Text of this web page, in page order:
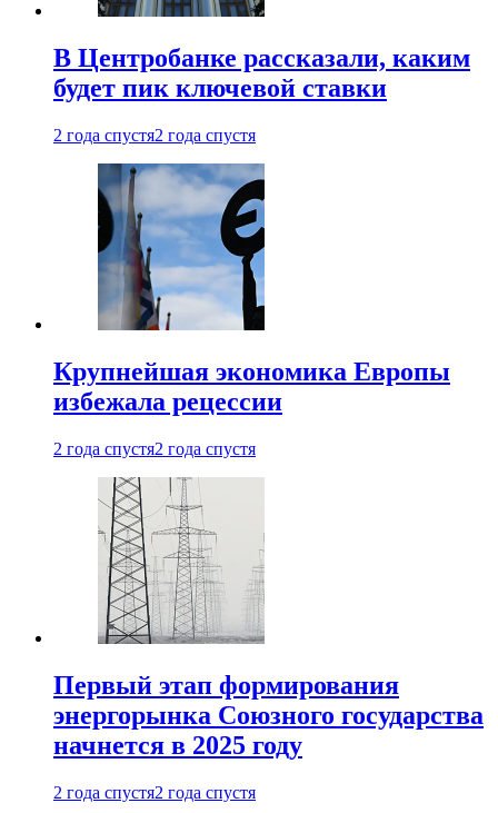
В Центробанке рассказали, каким
будет пик ключевой ставки
2 года спустя2 года спустя
Крупнейшая экономика Европы
избежала рецессии
2 года спустя2 года спустя
Первый этап формирования
энергорынка Союзного государства
начнется в 2025 году
2 года спустя2 года спустя